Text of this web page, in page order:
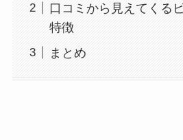
口コミから見えてくる
特徴
まとめ